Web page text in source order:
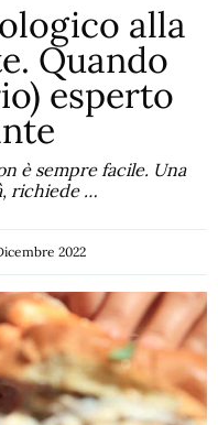
alla
Quando
esperto
è sempre facile. Una
richiede …
2022